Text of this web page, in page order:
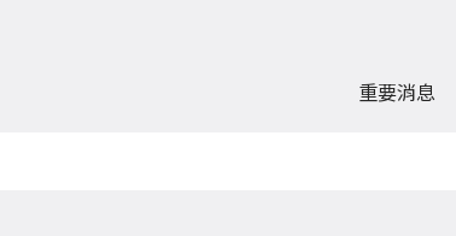
重要消息